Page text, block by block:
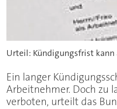
Urteil: Kündigungsfrist kann
Ein langer
Arbeitnehmer. Doch zu
verboten, urteilt das